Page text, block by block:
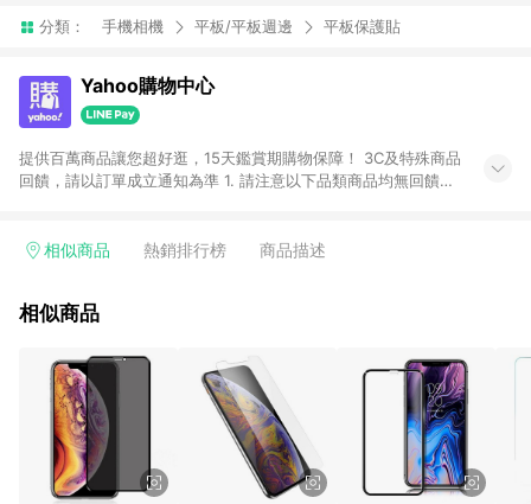
分類： 手機相機 平板/平板週邊 平板保護貼
Yahoo購物中心
提供百萬商品讓您超好逛，15天鑑賞期購物保障！ 3C及特殊商品
回饋，請以訂單成立通知為準 1. 請注意以下品類商品均無回饋：
電玩/遊戲/相機/單眼/鏡頭/拍立得 [2024/6/1起適用] -內接硬
的購回饋活動享Yahoo超贈點回饋者 - 購物中心商店之商品：商
3. 訂單回饋金額將扣除運費/購物金/超贈點/福利金/紅利折抵/折
價券等虛擬貨幣折抵 4. 大宗採購或批發轉賣不具回饋資格： 如
有相關事證認定您為大宗採購、批發轉賣而非最終消費使用者，
相關認定以Yahoo購物中心之認定為準
相似商品 熱銷排行榜 商品描述
相似商品